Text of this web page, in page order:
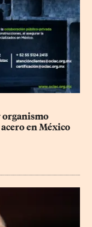
organismo
en México